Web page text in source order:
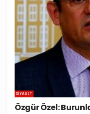
SIYASET
Özgür Özel: